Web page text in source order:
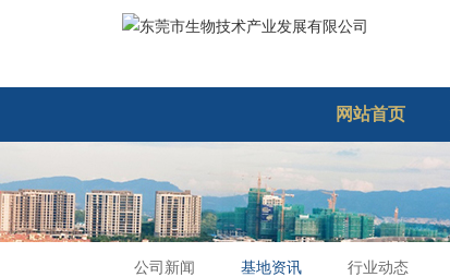
网站首页
公司新闻 基地资讯 行业动态